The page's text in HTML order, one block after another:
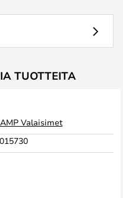
TUOTTEITA
Valaisimet